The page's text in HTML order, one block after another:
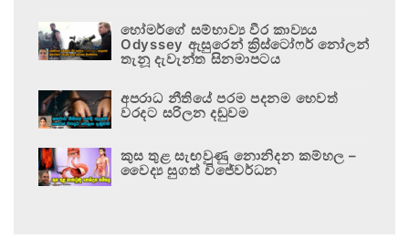
හෝමර්ගේ සම්භාව්‍ය වීර කාව්‍යය
Odyssey ඇසුරෙන් ක්‍රිස්ටෝෆර් නෝලන්
තැනූ දැවැන්ත සිනමාපටය
අපරාධ නීතියේ පරම පදනම හෙවත්
වරදට සරිලන දඬුවම
කුස තුළ සැඟවුණු නොනිදන කම්හල –
වෛද්‍ය සුගත් විජේවර්ධන